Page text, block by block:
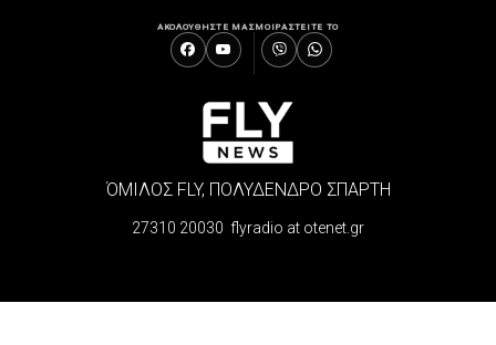
ΑΚΟΛΟΥΘΗΣΤΕ ΜΑΣΜΟΙΡΑΣΤΕΙΤΕ ΤΟ
ΌΜΙΛΟΣ FLY, ΠΟΛΥΔΕΝΔΡΟ ΣΠΑΡΤΗ
27310 20030 flyradio at otenet.gr